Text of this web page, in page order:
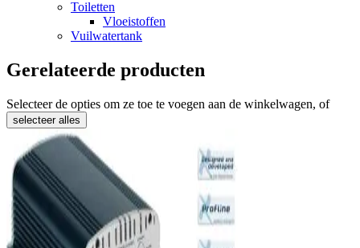
Toiletten
Vloeistoffen
Vuilwatertank
Gerelateerde producten
Selecteer de opties om ze toe te voegen aan de winkelwagen, of
selecteer alles